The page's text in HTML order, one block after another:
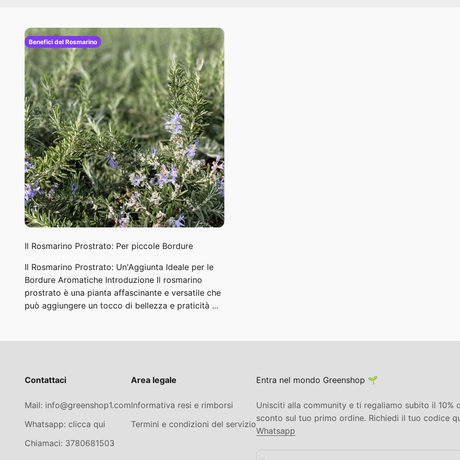
Benefici del Rosmarino
Il Rosmarino Prostrato: Per piccole Bordure
Il Rosmarino Prostrato: Un'Aggiunta Ideale per le
Bordure Aromatiche Introduzione Il rosmarino
prostrato è una pianta affascinante e versatile che
può aggiungere un tocco di bellezza e praticità ...
Contattaci
Mail: info@greenshop1.com
Whatsapp: clicca qui
Chiamaci: 3780681503
Area legale
Informativa resi e rimborsi
Termini e condizioni del servizio
Entra nel mondo Greenshop 🌱
Unisciti alla community e ti regaliamo subito il 10%
sconto sul tuo primo ordine. Richiedi il tuo codice
Whatsapp